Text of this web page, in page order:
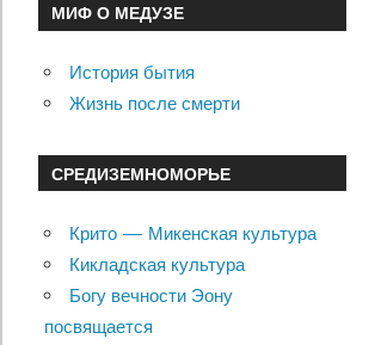
МИФ О МЕДУЗЕ
История бытия
Жизнь после смерти
СРЕДИЗЕМНОМОРЬЕ
Крито — Микенская культура
Кикладская культура
Богу вечности Эону
посвящается